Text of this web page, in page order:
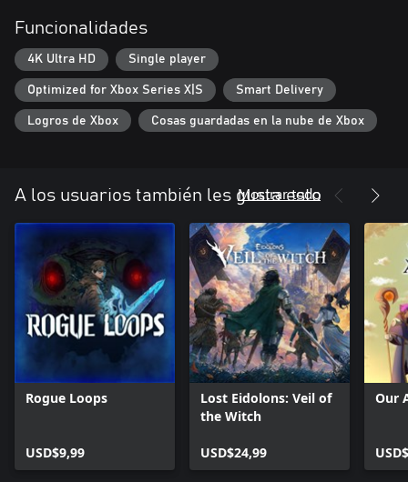
lanzamiento de hechizos y combate han recibido mejoras
El renacer de una leyenda
Si acabas de descubrir la legendaria franquicia de Wizardry,
Wizardry: Proving Grounds of the Mad Overlord es el punto de
sonido, así como de la interfaz simplificada.
Funcionalidades
4K Ultra HD Single player
Optimized for Xbox Series X|S Smart Delivery
Logros de Xbox Cosas guardadas en la nube de Xbox
A los usuarios también les gusta esto
Mostrar todo
Rogue Loops
USD$9,99
Lost Eidolons: Veil of
the Witch
USD$24,99
Our